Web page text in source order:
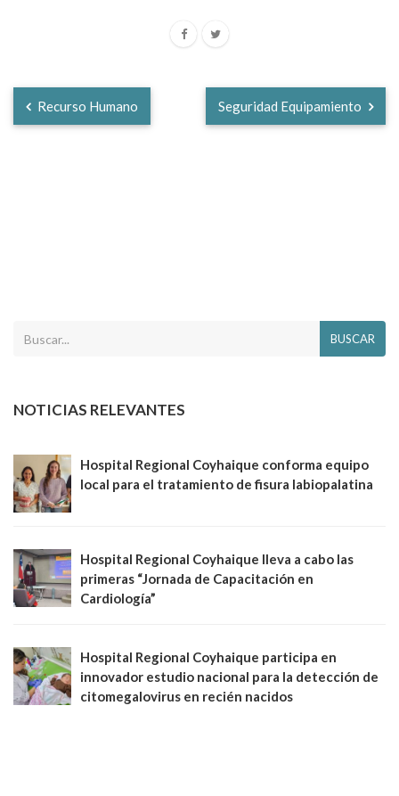
Recurso Humano Seguridad Equipamiento
BUSCAR
NOTICIAS RELEVANTES
Hospital Regional Coyhaique conforma equipo
local para el tratamiento de fisura labiopalatina
Hospital Regional Coyhaique lleva a cabo las
primeras “Jornada de Capacitación en
Cardiología”
Hospital Regional Coyhaique participa en
innovador estudio nacional para la detección de
citomegalovirus en recién nacidos